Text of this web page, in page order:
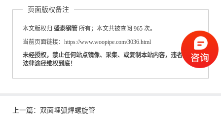
页面版权备注
本文版权归 盛泰钢管 所有；本文共被查阅 965 次。
当前页面链接：https://www.woopipe.com/3036.html
未经授权，禁止任何站点镜像、采集、或复制本站内容，违者通过
法律途径维权到底！
上一篇： 双面埋弧焊螺旋管